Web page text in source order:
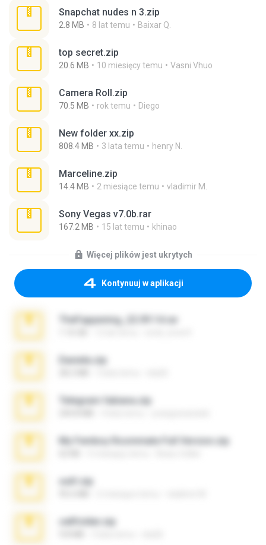
Snapchat nudes n 3.zip
2.8 MB 8 lat temu Baixar Q.
top secret.zip
20.6 MB 10 miesięcy temu Vasni Vhuo
Camera Roll.zip
70.5 MB rok temu Diego
New folder xx.zip
808.4 MB 3 lata temu henry N.
Marceline.zip
14.4 MB 2 miesiące temu vladimir M.
Sony Vegas v7.0b.rar
167.2 MB 15 lat temu khinao
Więcej plików jest ukrytych
Kontynuuj w aplikacji
TheFappening_22.09.14.rar
Daniela.zip
Telegram fabiana.zip
My Femboy Roommate Full Version.zip
ouh!.zip
cellfolder.zip